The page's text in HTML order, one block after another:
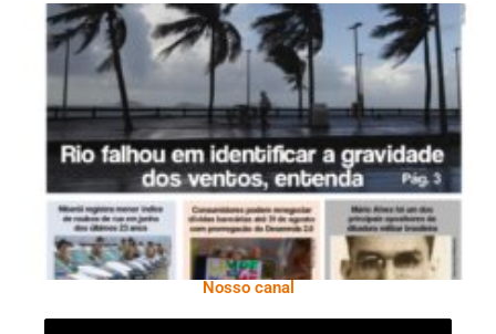
Ano X – Número 366 01 A 07 De Agosto De
2026
Nosso canal